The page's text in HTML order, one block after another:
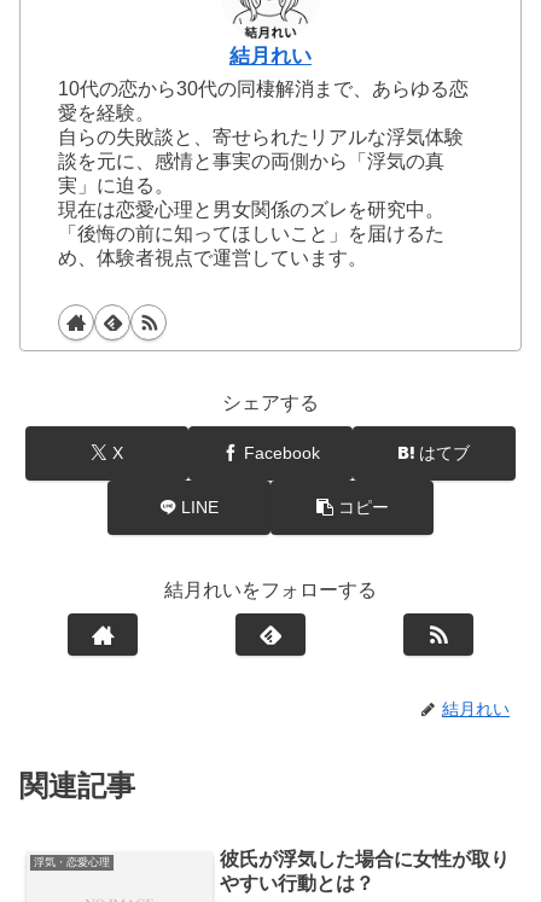
結月れい
10代の恋から30代の同棲解消まで、あらゆる恋
愛を経験。
自らの失敗談と、寄せられたリアルな浮気体験
談を元に、感情と事実の両側から「浮気の真
実」に迫る。
現在は恋愛心理と男女関係のズレを研究中。
「後悔の前に知ってほしいこと」を届けるた
め、体験者視点で運営しています。
シェアする
X Facebook はてブ
LINE コピー
結月れいをフォローする
結月れい
関連記事
浮気・恋愛心理
彼氏が浮気した場合に女性が取り
やすい行動とは？